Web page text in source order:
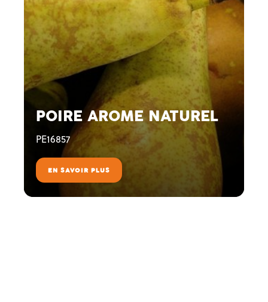
POIRE AROME NATUREL
PE16857
EN SAVOIR PLUS